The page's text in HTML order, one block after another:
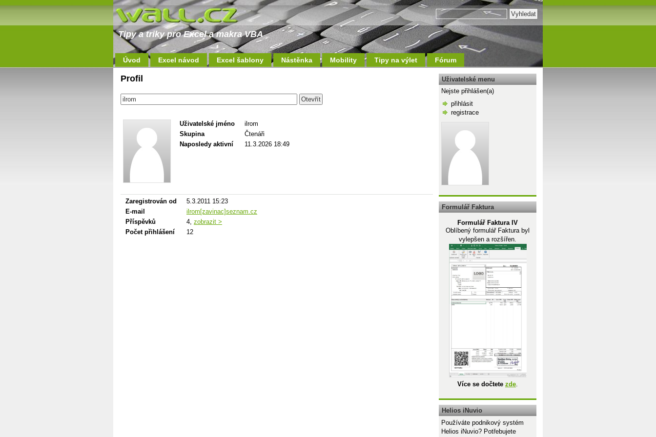
Tipy a triky pro Excel a makra VBA
Úvod Excel návod Excel šablony Nástěnka Mobility Tipy na výlet Fórum
Profil
Uživatelské jméno
ilrom
Skupina
Čtenáři
Naposledy aktivní
11.3.2026 18:49
Zaregistrován od
5.3.2011 15:23
E-mail
ilrom[zavinac]seznam.cz
Příspěvků
4, zobrazit >
Počet přihlášení
12
Uživatelské menu
Nejste přihlášen(a)
přihlásit
registrace
Formulář Faktura
Formulář Faktura IV
Oblíbený formulář Faktura byl
vylepšen a rozšířen.
Více se dočtete zde.
Helios iNuvio
Používáte podnikový systém
Helios iNuvio? Potřebujete